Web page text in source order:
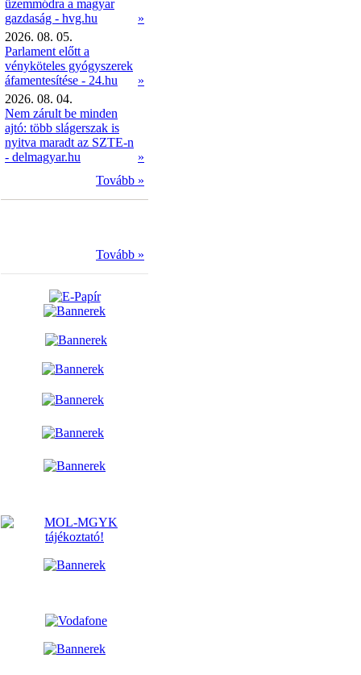
üzemmódra a magyar
gazdaság - hvg.hu
»
2026. 08. 05.
Parlament előtt a
vényköteles gyógyszerek
áfamentesítése - 24.hu
»
2026. 08. 04.
Nem zárult be minden
ajtó: több slágerszak is
nyitva maradt az SZTE-n
- delmagyar.hu
»
Tovább »
Tovább »